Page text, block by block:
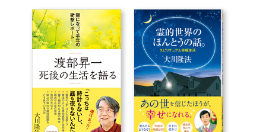
3.代表的な悪魔とその特徴
4.宗教の王道は「信仰と伝道」